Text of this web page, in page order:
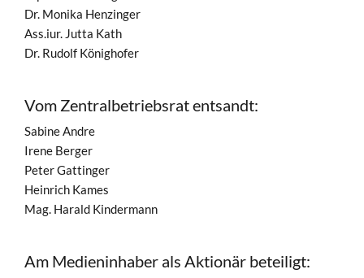
Dr. Monika Henzinger
Ass.iur. Jutta Kath
Dr. Rudolf Könighofer
Vom Zentralbetriebsrat entsandt:
Sabine Andre
Irene Berger
Peter Gattinger
Heinrich Kames
Mag. Harald Kindermann
Am Medieninhaber als Aktionär beteiligt: